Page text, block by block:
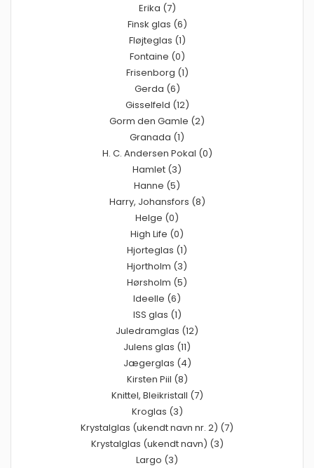
Erika (7)
Finsk glas (6)
Fløjteglas (1)
Fontaine (0)
Frisenborg (1)
Gerda (6)
Gisselfeld (12)
Gorm den Gamle (2)
Granada (1)
H. C. Andersen Pokal (0)
Hamlet (3)
Hanne (5)
Harry, Johansfors (8)
Helge (0)
High Life (0)
Hjorteglas (1)
Hjortholm (3)
Hørsholm (5)
Ideelle (6)
ISS glas (1)
Juledramglas (12)
Julens glas (11)
Jægerglas (4)
Kirsten Piil (8)
Knittel, Bleikristall (7)
Kroglas (3)
Krystalglas (ukendt navn nr. 2) (7)
Krystalglas (ukendt navn) (3)
Largo (3)